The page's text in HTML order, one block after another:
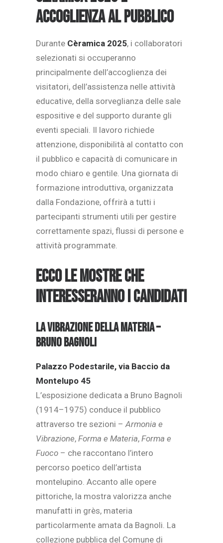
accoglienza al pubblico
Durante Cèramica 2025, i collaboratori
selezionati si occuperanno
principalmente dell’accoglienza dei
visitatori, dell’assistenza nelle attività
educative, della sorveglianza delle sale
espositive e del supporto durante gli
eventi speciali. Il lavoro richiede
attenzione, disponibilità al contatto con
il pubblico e capacità di comunicare in
modo chiaro e gentile. Una giornata di
formazione introduttiva, organizzata
dalla Fondazione, offrirà a tutti i
partecipanti strumenti utili per gestire
correttamente spazi, flussi di persone e
attività programmate.
Ecco le mostre che
interesseranno i candidati
La vibrazione della materia –
Bruno Bagnoli
Palazzo Podestarile, via Baccio da
Montelupo 45
L’esposizione dedicata a Bruno Bagnoli
(1914–1975) conduce il pubblico
attraverso tre sezioni – Armonia e
Vibrazione, Forma e Materia, Forma e
Fuoco – che raccontano l’intero
percorso poetico dell’artista
montelupino. Accanto alle opere
pittoriche, la mostra valorizza anche
manufatti in grès, materia
particolarmente amata da Bagnoli. La
collezione pubblica del Comune di